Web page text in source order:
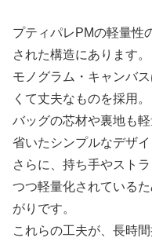
プティパレPMの軽量性
された構造にあります。
モノグラム・キャンバ
くて丈夫なものを採用。
バッグの芯材や裏地も
省いたシンプルなデザ
さらに、持ち手やスト
つつ軽量化されている
がりです。
これらの工夫が、長時